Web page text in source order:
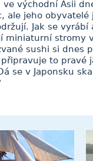
východní Asii
ale jeho
Jak se
miniaturní stromy
sushi si dnes
to pravé
se v Japonsku